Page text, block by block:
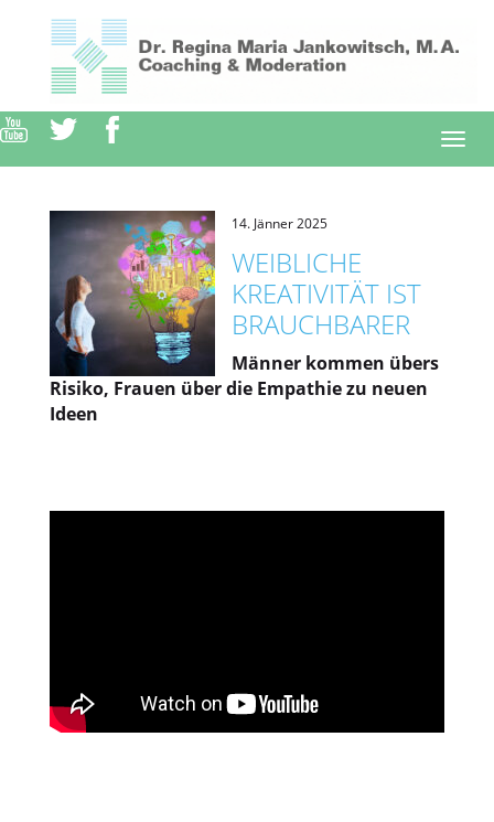
14. Jänner 2025
WEIBLICHE
KREATIVITÄT IST
BRAUCHBARER
Männer kommen übers
Risiko, Frauen über die Empathie zu neuen
Ideen